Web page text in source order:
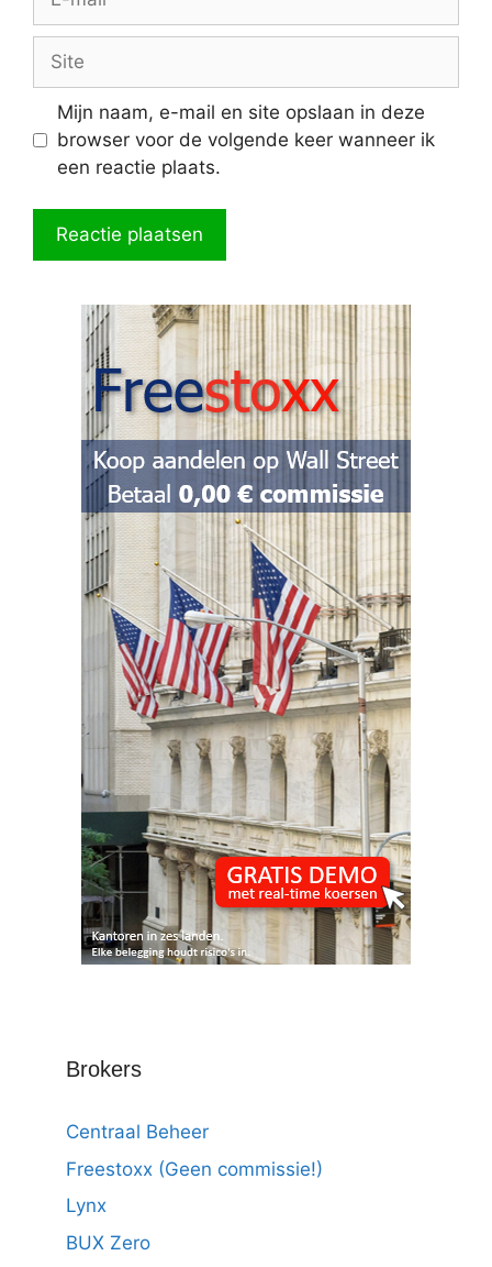
mail
Mijn naam, e-mail en site opslaan in deze
browser voor de volgende keer wanneer ik
een reactie plaats.
Brokers
Centraal Beheer
Freestoxx (Geen commissie!)
Lynx
BUX Zero